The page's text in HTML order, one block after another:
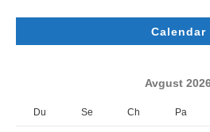
Calendar
Avgust
Du Se Ch Pa